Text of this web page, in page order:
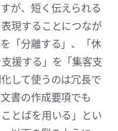
が、短く伝えられる
現することにつなが
「分離する」、「休
援する」を「集客支
して使うのは冗長で
書の作成要項でも
とばを用いる」とい